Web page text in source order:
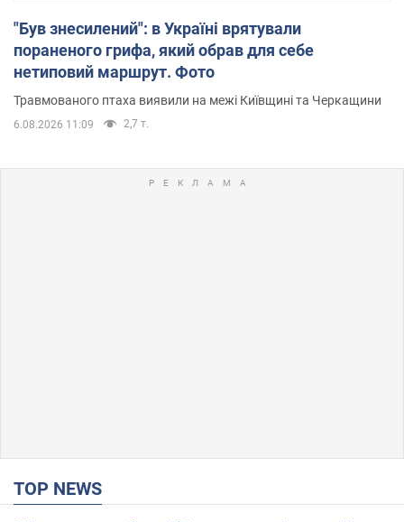
"Був знесилений": в Україні врятували
пораненого грифа, який обрав для себе
нетиповий маршрут. Фото
Травмованого птаха виявили на межі Київщині та Черкащини
6.08.2026 11:09 2,7 т.
TOP NEWS